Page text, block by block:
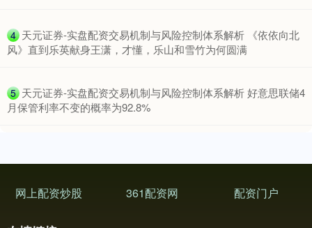
深证成指 14112.88 -31.32 -0.22%
沪深300
4 ​天元证券-实盘配资交易机制与风险控制体系解析 《依依向北
风》直到乐英献身王潇，才懂，乐山和雪竹为何圆满
5 ​天元证券-实盘配资交易机制与风险控制体系解析 好意思联储4
月保管利率不变的概率为92.8%
网上配资炒股 361配资网 配资门户